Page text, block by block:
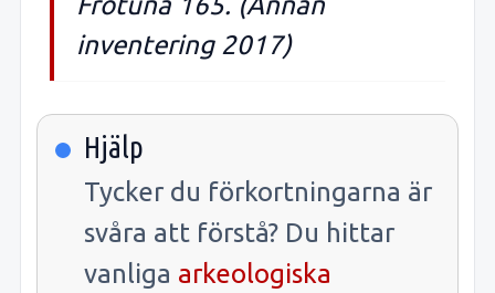
inventering 2017)
Hjälp
Tycker du förkortningarna är
svåra att förstå? Du hittar
vanliga arkeologiska